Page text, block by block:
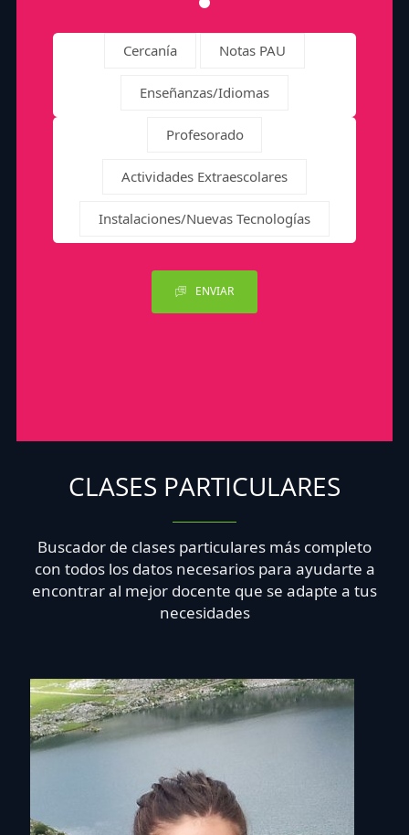
Cercanía Notas PAU
Enseñanzas/Idiomas
Profesorado
Actividades Extraescolares
Instalaciones/Nuevas Tecnologías
ENVIAR
CLASES PARTICULARES
Buscador de clases particulares más completo
con todos los datos necesarios para ayudarte a
encontrar al mejor docente que se adapte a tus
necesidades